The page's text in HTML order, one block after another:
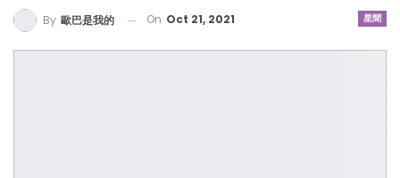
星聞
By 歐巴是我的 On Oct 21, 2021